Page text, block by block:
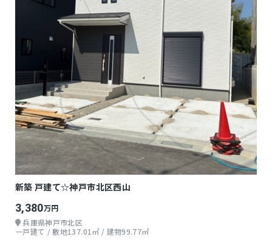
新築 戸建て☆神戸市北区西山
3,380万円
兵庫県神戸市北区
一戸建て / 敷地137.01㎡ / 建物99.77㎡